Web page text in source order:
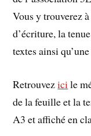
Vous y trouverez
d’écriture, la
textes ainsi
Retrouvezicile
de la feuille et la
A3 et affiché en